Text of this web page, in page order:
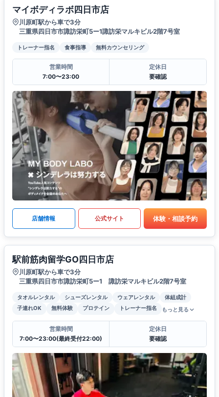
マイボディラボ四日市店
川原町駅から車で3分
三重県四日市市諏訪栄町5ー1諏訪栄マルキビル2階7号室
トレーナー指名 食事指導 無料カウンセリング
営業時間
7:00〜23:00
定休日
要確認
店舗情報 公式サイト 体験・相談予約
駅前筋肉留学GO四日市店
川原町駅から車で3分
三重県四日市市諏訪栄町5ー1 諏訪栄マルキビル2階7号室
タオルレンタル シューズレンタル ウェアレンタル
体組成計
子連れOK
無料体験 プロテイン トレーナー指名 もっと見る
営業時間
7:00〜23:00(最終受付22:00)
定休日
要確認